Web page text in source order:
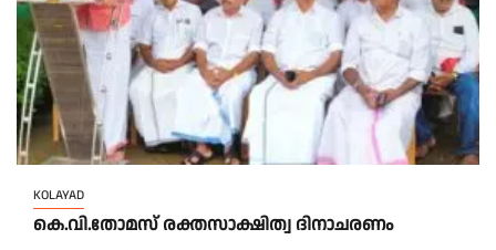
KOLAYAD
കെ.വി.തോമസ് രക്തസാക്ഷിത്വ ദിനാചരണം